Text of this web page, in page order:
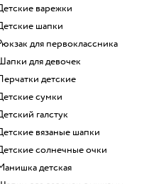
Детские варежки
Детские шапки
Рюкзак для первоклассника
Шапки для девочек
Перчатки детские
Детские сумки
Детский галстук
Детские вязаные шапки
Детские солнечные очки
Манишка детская